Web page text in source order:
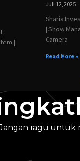
|
Juli 12, 2025
Sharia
| Show
Camera
Read More »
ragu untuk